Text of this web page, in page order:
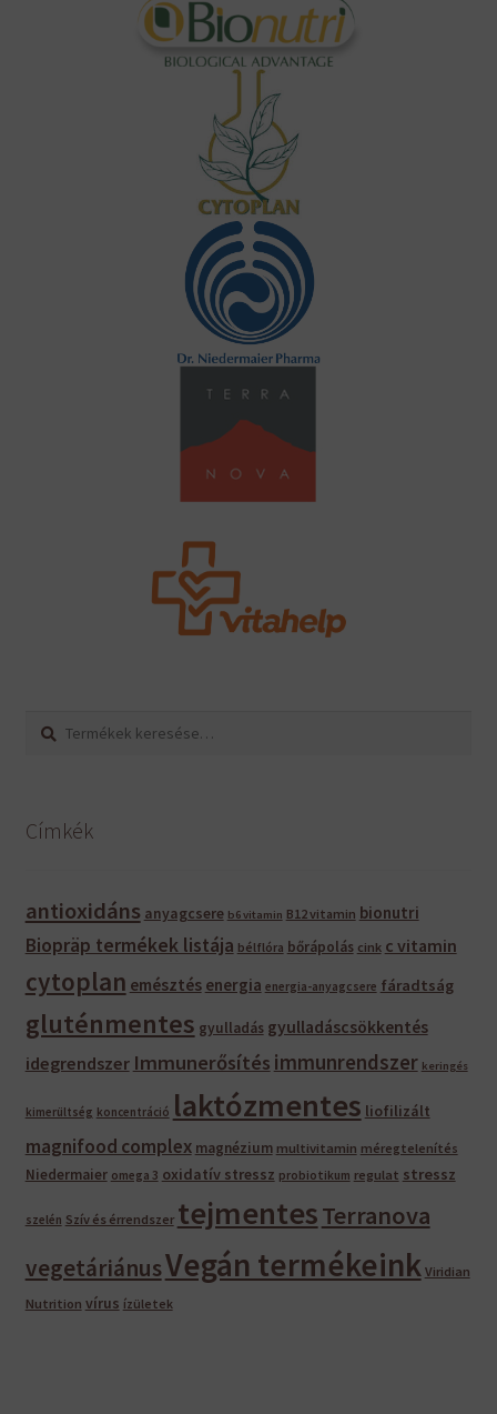
Keresés
Keresés
Címkék
antioxidáns anyagcsere b6 vitamin B12 vitamin bionutri
Biopräp termékek listája bélflóra bőrápolás cink c vitamin
cytoplan emésztés energia energia-anyagcsere fáradtság
gluténmentes gyulladás gyulladáscsökkentés
idegrendszer Immunerősítés immunrendszer keringés
kimerültség koncentráció laktózmentes liofilizált
magnifood complex magnézium multivitamin méregtelenítés
Niedermaier omega 3 oxidatív stressz probiotikum regulat stressz
szelén Szív és érrendszer tejmentesTerranova
vegetáriánusVegán termékeink Viridian
Nutrition vírus ízületek